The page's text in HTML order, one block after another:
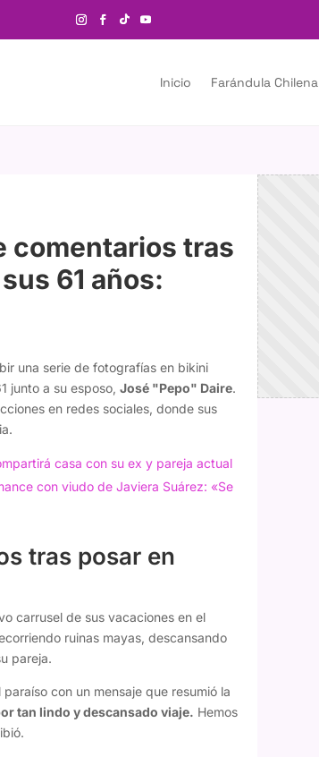
Inicio Farándula Chilena
comentarios tras
61 años:
una serie de fotografías en bikini
junto a su esposo,José "Pepo" Daire.
en redes sociales, donde sus
casa con su ex y pareja actual
con viudo de Javiera Suárez: «Se
tras posar en
carrusel de sus vacaciones en el
ruinas mayas, descansando
pareja.
con un mensaje que resumió la
tan lindo y descansado viaje. Hemos